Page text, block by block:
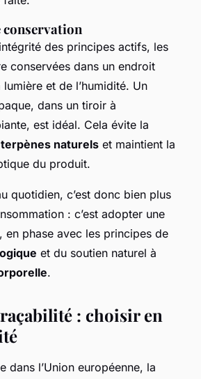
conservation
des principes actifs, les
conservées dans un endroit
lumière et de l’humidité. Un
dans un tiroir à
est idéal. Cela évite la
terpènes naturels et maintient la
du produit.
quotidien, c’est donc bien plus
: c’est adopter une
en phase avec les principes de
et du soutien naturel à
.
: choisir en
dans l’Union européenne, la